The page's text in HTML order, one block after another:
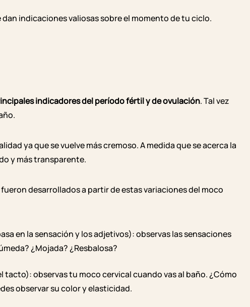
indicaciones valiosas sobre el momento de tu ciclo.
indicadores del período fértil y de ovulación. Tal vez
ya que se vuelve más cremoso. A medida que se acerca la
y más transparente.
fueron desarrollados a partir de estas variaciones del moco
en la sensación y los adjetivos): observas las sensaciones
¿Mojada? ¿Resbalosa?
tacto): observas tu moco cervical cuando vas al baño. ¿Cómo
observar su color y elasticidad.